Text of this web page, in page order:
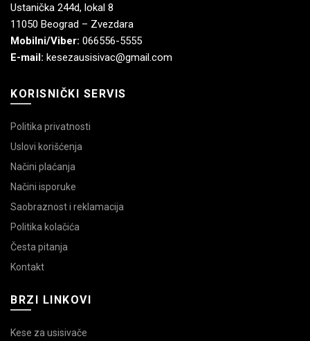
Ustanička 244d, lokal 8
11050 Beograd – Zvezdara
Mobilni/Viber: 066556-5555
E-mail: kesezausisivac@gmail.com
KORISNIČKI SERVIS
Politika privatnosti
Uslovi korišćenja
Načini plaćanja
Načini isporuke
Saobraznost i reklamacija
Politika kolačića
Česta pitanja
Kontakt
BRZI LINKOVI
Kese za usisivače